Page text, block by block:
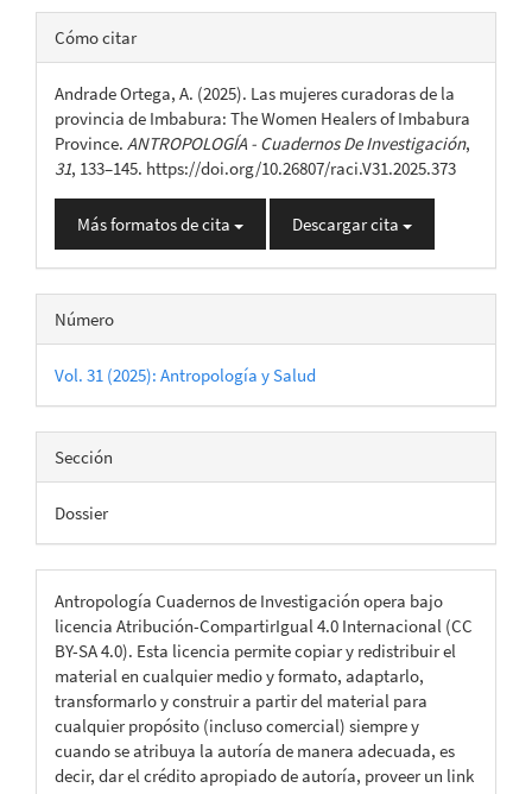
Detalles
del
artículo
Cómo citar
Andrade Ortega, A. (2025). Las mujeres curadoras de la
provincia de Imbabura: The Women Healers of Imbabura
Province. ANTROPOLOGÍA - Cuadernos De Investigación,
31, 133–145. https://doi.org/10.26807/raci.V31.2025.373
Más formatos de cita Descargar cita
Número
Vol. 31 (2025): Antropología y Salud
Sección
Dossier
Antropología Cuadernos de Investigación opera bajo
licencia Atribución-CompartirIgual 4.0 Internacional (CC
BY-SA 4.0). Esta licencia permite copiar y redistribuir el
material en cualquier medio y formato, adaptarlo,
transformarlo y construir a partir del material para
cualquier propósito (incluso comercial) siempre y
cuando se atribuya la autoría de manera adecuada, es
decir, dar el crédito apropiado de autoría, proveer un link